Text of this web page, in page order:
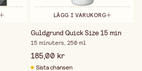
LÄGG I VARUKORG
Guldgrund Quick Size 15 min
15 minuters, 250 ml
185,00 kr
Sista chansen